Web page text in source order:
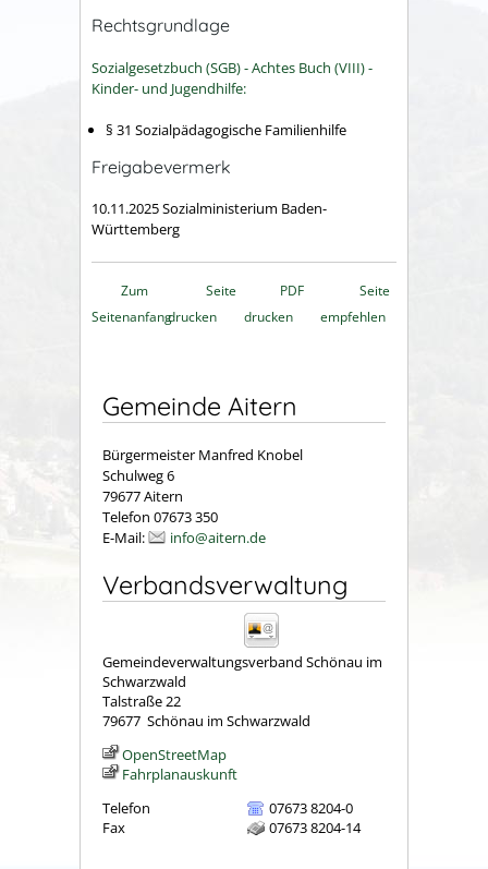
Rechtsgrundlage
Sozialgesetzbuch (SGB) - Achtes Buch (VIII) -
Kinder- und Jugendhilfe:
§ 31 Sozialpädagogische Familienhilfe
Freigabevermerk
10.11.2025 Sozialministerium Baden-
Württemberg
Zum
Seitenanfang
Seite
drucken
PDF
drucken
Seite
empfehlen
Gemeinde Aitern
Bürgermeister Manfred Knobel
Schulweg 6
79677 Aitern
Telefon 07673 350
E-Mail:
info@aitern.de
Verbandsverwaltung
Gemeindeverwaltungsverband Schönau im
Schwarzwald
Talstraße 22
79677 Schönau im Schwarzwald
OpenStreetMap
Fahrplanauskunft
Telefon
07673 8204-0
Fax
07673 8204-14